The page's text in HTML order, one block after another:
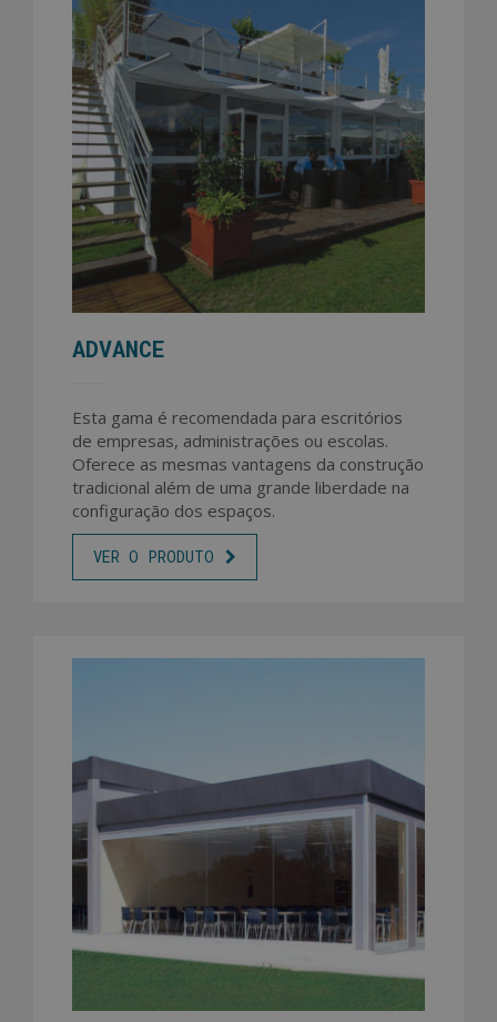
ADVANCE
Esta gama é recomendada para escritórios
de empresas, administrações ou escolas.
Oferece as mesmas vantagens da construção
tradicional além de uma grande liberdade na
configuração dos espaços.
VER O PRODUTO